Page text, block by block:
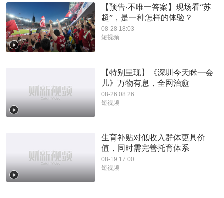
【预告·不唯一答案】现场看“苏
超”，是一种怎样的体验？
08-28 18:03
短视频
【特别呈现】《深圳今天眯一会
儿》万物有息，全网治愈
08-26 08:26
短视频
生育补贴对低收入群体更具价
值，同时需完善托育体系
08-19 17:00
短视频